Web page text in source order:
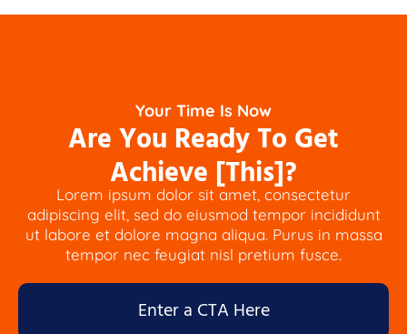
Your Time Is Now
Are You Ready To Get
Achieve [This]?
Lorem ipsum dolor sit amet, consectetur
adipiscing elit, sed do eiusmod tempor incididunt
ut labore et dolore magna aliqua. Purus in massa
tempor nec feugiat nisl pretium fusce.
Enter a CTA Here